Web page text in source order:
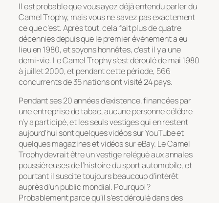
Il est probable que vous ayez déjà entendu parler du
Camel Trophy, mais vous ne savez pas exactement
ce que c’est. Après tout, cela fait plus de quatre
décennies depuis que le premier événement a eu
lieu en 1980, et soyons honnêtes, c’est il y a une
demi-vie. Le Camel Trophy s’est déroulé de mai 1980
à juillet 2000, et pendant cette période, 566
concurrents de 35 nations ont visité 24 pays.
Pendant ses 20 années d’existence, financées par
une entreprise de tabac, aucune personne célèbre
n’y a participé, et les seuls vestiges qui en restent
aujourd’hui sont quelques vidéos sur YouTube et
quelques magazines et vidéos sur eBay. Le Camel
Trophy devrait être un vestige relégué aux annales
poussiéreuses de l’histoire du sport automobile, et
pourtant il suscite toujours beaucoup d’intérêt
auprès d’un public mondial. Pourquoi ?
Probablement parce qu’il s’est déroulé dans des